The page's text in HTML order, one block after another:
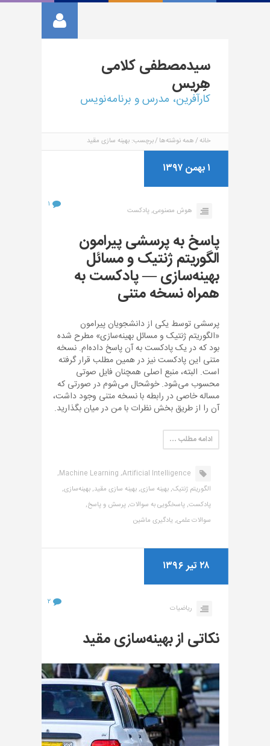
سیدمصطفیکلامی
هِریس
کارآفرین، مدرس و برنامه‌نویس
خانه همه نوشته‌ها برچسب: بهینه سازی مقید
۱ بهمن ۱۳۹۷
هوش مصنوعی,پادکست
۱
پاسخ به پرسشی پیرامون
الگوریتم ژنتیک و مسائل
بهینه‌سازی — پادکست به
همراه نسخه متنی
پرسشی توسط یکی از دانشجویان پیرامون
«الگوریتم ژنتیک و مسائل بهینه‌سازی» مطرح شده
بود که در یک پادکست به آن پاسخ داده‌ام. نسخه
متنی این پادکست نیز در همین مطلب قرار گرفته
است. البته، منبع اصلی همچنان فایل صوتی
محسوب می‌شود. خوشحال می‌شوم در صورتی که
مساله خاصی در رابطه با نسخه متنی وجود داشت،
آن را از طریق بخش نظرات با من در میان بگذارید.
ادامه مطلب …
Artificial Intelligence,
Machine Learning,
الگوریتم ژنتیک,بهینه سازی,بهینه سازی مقید,بهینه‌سازی,
پادکست,پاسخگویی به سوالات,پرسش و پاسخ,
سوالات علمی, یادگیری ماشین
۲۸ تیر ۱۳۹۶
ریاضیات
۲
نکاتی از بهینه‌سازی مقید